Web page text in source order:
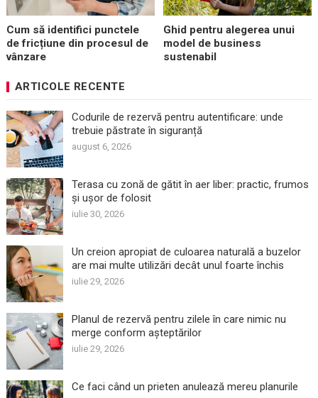
Cum să identifici punctele
de fricțiune din procesul de
vânzare
Ghid pentru alegerea unui
model de business
sustenabil
ARTICOLE RECENTE
Codurile de rezervă pentru autentificare: unde
trebuie păstrate în siguranță
august 6, 2026
Terasa cu zonă de gătit în aer liber: practic, frumos
și ușor de folosit
iulie 30, 2026
Un creion apropiat de culoarea naturală a buzelor
are mai multe utilizări decât unul foarte închis
iulie 29, 2026
Planul de rezervă pentru zilele în care nimic nu
merge conform așteptărilor
iulie 29, 2026
Ce faci când un prieten anulează mereu planurile